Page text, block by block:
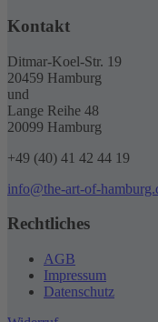
Kontakt
Ditmar-Koel-Str. 19
20459 Hamburg
und
Lange Reihe 48
20099 Hamburg
+49 (40) 41 42 44 19
info@the-art-of-
Rechtliches
AGB
Impressum
Datenschutz